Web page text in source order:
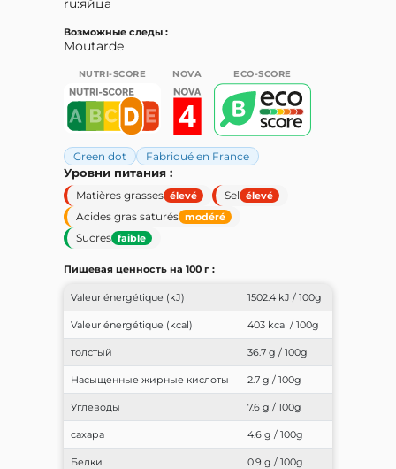
ru:яйца
Возможные следы :
Moutarde
NUTRI-SCORE NOVA ECO-SCORE
Green dot Fabriqué en France
Уровни питания :
Matières grasses élevé Sel élevé
Acides gras saturés modéré
Sucres faible
Пищевая ценность на 100 г :
Valeur énergétique (kJ) 1502.4 kJ / 100g
Valeur énergétique (kcal) 403 kcal / 100g
толстый 36.7 g / 100g
Насыщенные жирные кислоты 2.7 g / 100g
Углеводы 7.6 g / 100g
сахара 4.6 g / 100g
Белки 0.9 g / 100g